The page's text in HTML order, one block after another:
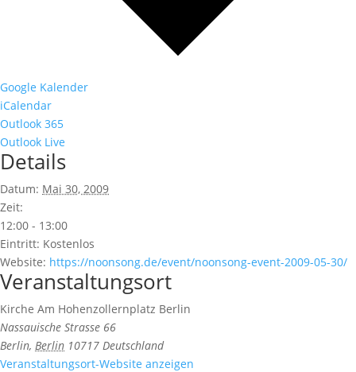
Google Kalender
iCalendar
Outlook 365
Outlook Live
Details
Datum: Mai 30, 2009
Zeit:
12:00 - 13:00
Eintritt: Kostenlos
Website: https://noonsong.de/event/noonsong-event-2009-05-30/
Veranstaltungsort
Kirche Am Hohenzollernplatz Berlin
Nassauische Strasse 66
Berlin, Berlin 10717 Deutschland
Veranstaltungsort-Website anzeigen